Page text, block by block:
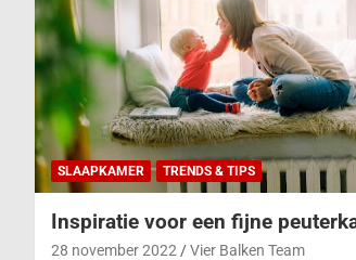
SLAAPKAMER TRENDS & TIPS
Inspiratie voor een fijne
28 november 2022 Vier Balken Team